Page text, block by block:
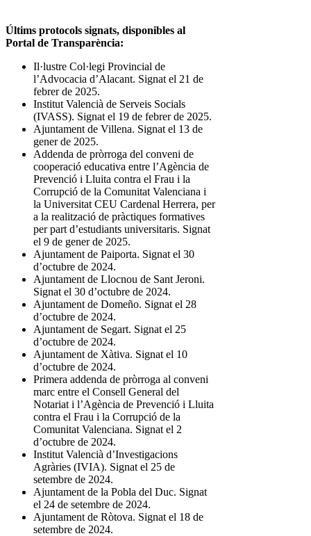
Últims protocols signats, disponibles al
Portal de Transparència:
Il·lustre Col·legi Provincial de
l’Advocacia d’Alacant. Signat el 21 de
febrer de 2025.
Institut Valencià de Serveis Socials
(IVASS). Signat el 19 de febrer de 2025.
Ajuntament de Villena. Signat el 13 de
gener de 2025.
Addenda de pròrroga del conveni de
cooperació educativa entre l’Agència de
Prevenció i Lluita contra el Frau i la
Corrupció de la Comunitat Valenciana i
la Universitat CEU Cardenal Herrera, per
a la realització de pràctiques formatives
per part d’estudiants universitaris. Signat
el 9 de gener de 2025.
Ajuntament de Paiporta. Signat el 30
d’octubre de 2024.
Ajuntament de Llocnou de Sant Jeroni.
Signat el 30 d’octubre de 2024.
Ajuntament de Domeño. Signat el 28
d’octubre de 2024.
Ajuntament de Segart. Signat el 25
d’octubre de 2024.
Ajuntament de Xàtiva. Signat el 10
d’octubre de 2024.
Primera addenda de pròrroga al conveni
marc entre el Consell General del
Notariat i l’Agència de Prevenció i Lluita
contra el Frau i la Corrupció de la
Comunitat Valenciana. Signat el 2
d’octubre de 2024.
Institut Valencià d’Investigacions
Agràries (IVIA). Signat el 25 de
setembre de 2024.
Ajuntament de la Pobla del Duc. Signat
el 24 de setembre de 2024.
Ajuntament de Ròtova. Signat el 18 de
setembre de 2024.